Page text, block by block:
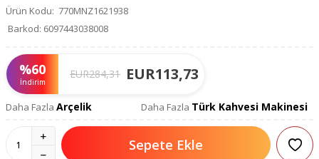
Ürün Kodu: 770MNZ1621938
Barkod: 6097443038008
%60
İndirim
EUR284,31 EUR113,73
Daha Fazla Arçelik Daha Fazla Türk Kahvesi Makinesi
Sepete Ekle